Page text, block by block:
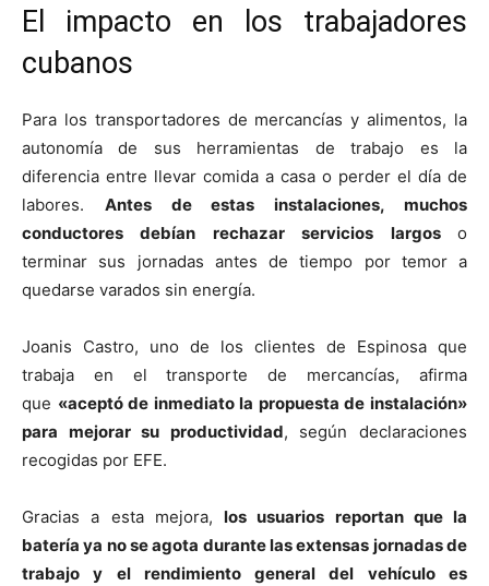
El impacto en los trabajadores
cubanos
Para los transportadores de mercancías y alimentos, la
autonomía de sus herramientas de trabajo es la
diferencia entre llevar comida a casa o perder el día de
labores. Antes de estas instalaciones, muchos
conductores debían rechazar servicios largos o
terminar sus jornadas antes de tiempo por temor a
quedarse varados sin energía.
Joanis Castro, uno de los clientes de Espinosa que
trabaja en el transporte de mercancías, afirma
que «aceptó de inmediato la propuesta de instalación»
para mejorar su productividad, según declaraciones
recogidas por EFE.
Gracias a esta mejora, los usuarios reportan que la
batería ya no se agota durante las extensas jornadas de
trabajo y el rendimiento general del vehículo es